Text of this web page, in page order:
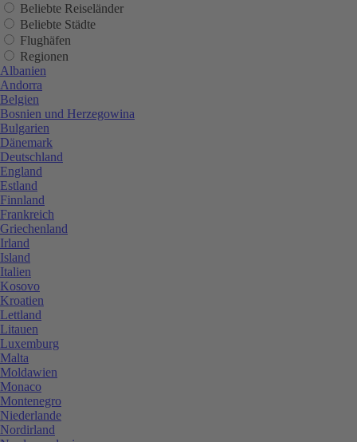
Beliebte Reiseländer
Beliebte Städte
Flughäfen
Regionen
Albanien
Andorra
Belgien
Bosnien und Herzegowina
Bulgarien
Dänemark
Deutschland
England
Estland
Finnland
Frankreich
Griechenland
Irland
Island
Italien
Kosovo
Kroatien
Lettland
Litauen
Luxemburg
Malta
Moldawien
Monaco
Montenegro
Niederlande
Nordirland